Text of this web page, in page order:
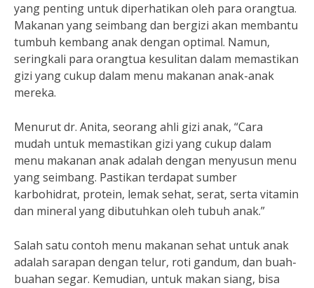
yang penting untuk diperhatikan oleh para orangtua.
Makanan yang seimbang dan bergizi akan membantu
tumbuh kembang anak dengan optimal. Namun,
seringkali para orangtua kesulitan dalam memastikan
gizi yang cukup dalam menu makanan anak-anak
mereka.
Menurut dr. Anita, seorang ahli gizi anak, “Cara
mudah untuk memastikan gizi yang cukup dalam
menu makanan anak adalah dengan menyusun menu
yang seimbang. Pastikan terdapat sumber
karbohidrat, protein, lemak sehat, serat, serta vitamin
dan mineral yang dibutuhkan oleh tubuh anak.”
Salah satu contoh menu makanan sehat untuk anak
adalah sarapan dengan telur, roti gandum, dan buah-
buahan segar. Kemudian, untuk makan siang, bisa